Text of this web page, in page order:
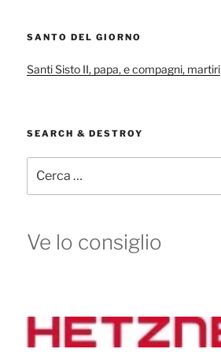
SANTO DEL GIORNO
Santi Sisto II, papa, e compagni, martiri
SEARCH & DESTROY
Ve lo consiglio